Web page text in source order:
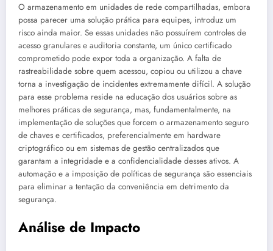
O armazenamento em unidades de rede compartilhadas, embora
possa parecer uma solução prática para equipes, introduz um
risco ainda maior. Se essas unidades não possuírem controles de
acesso granulares e auditoria constante, um único certificado
comprometido pode expor toda a organização. A falta de
rastreabilidade sobre quem acessou, copiou ou utilizou a chave
torna a investigação de incidentes extremamente difícil. A solução
para esse problema reside na educação dos usuários sobre as
melhores práticas de segurança, mas, fundamentalmente, na
implementação de soluções que forcem o armazenamento seguro
de chaves e certificados, preferencialmente em hardware
criptográfico ou em sistemas de gestão centralizados que
garantam a integridade e a confidencialidade desses ativos. A
automação e a imposição de políticas de segurança são essenciais
para eliminar a tentação da conveniência em detrimento da
segurança.
Análise de Impacto